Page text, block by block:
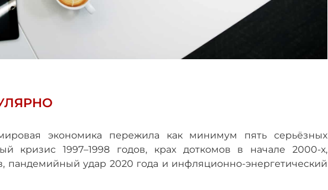
экономика пережила как минимум пять серьёзных
кризис 1997–1998 годов, крах доткомов в начале 2000-х,
пандемийный удар 2020 года и инфляционно-энергетический